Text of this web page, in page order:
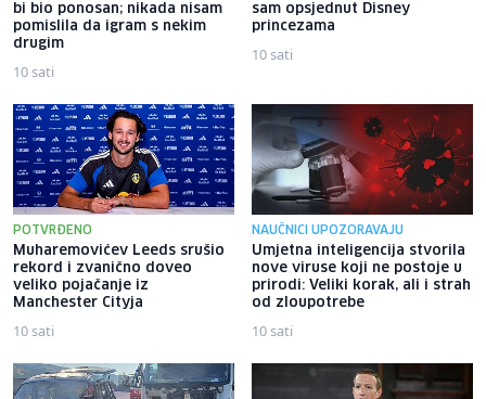
bi bio ponosan; nikada nisam
pomislila da igram s nekim
drugim
10 sati
sam opsjednut Disney
princezama
10 sati
POTVRĐENO
Muharemovićev Leeds srušio
rekord i zvanično doveo
veliko pojačanje iz
Manchester Cityja
10 sati
NAUČNICI UPOZORAVAJU
Umjetna inteligencija stvorila
nove viruse koji ne postoje u
prirodi: Veliki korak, ali i strah
od zloupotrebe
10 sati